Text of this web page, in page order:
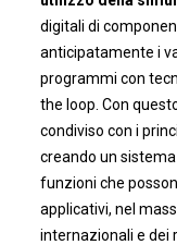
digitali di
anticipatamente i
programmi con
the loop. Con
condiviso con i
creando un
funzioni che
applicativi, nel
internazionali e dei